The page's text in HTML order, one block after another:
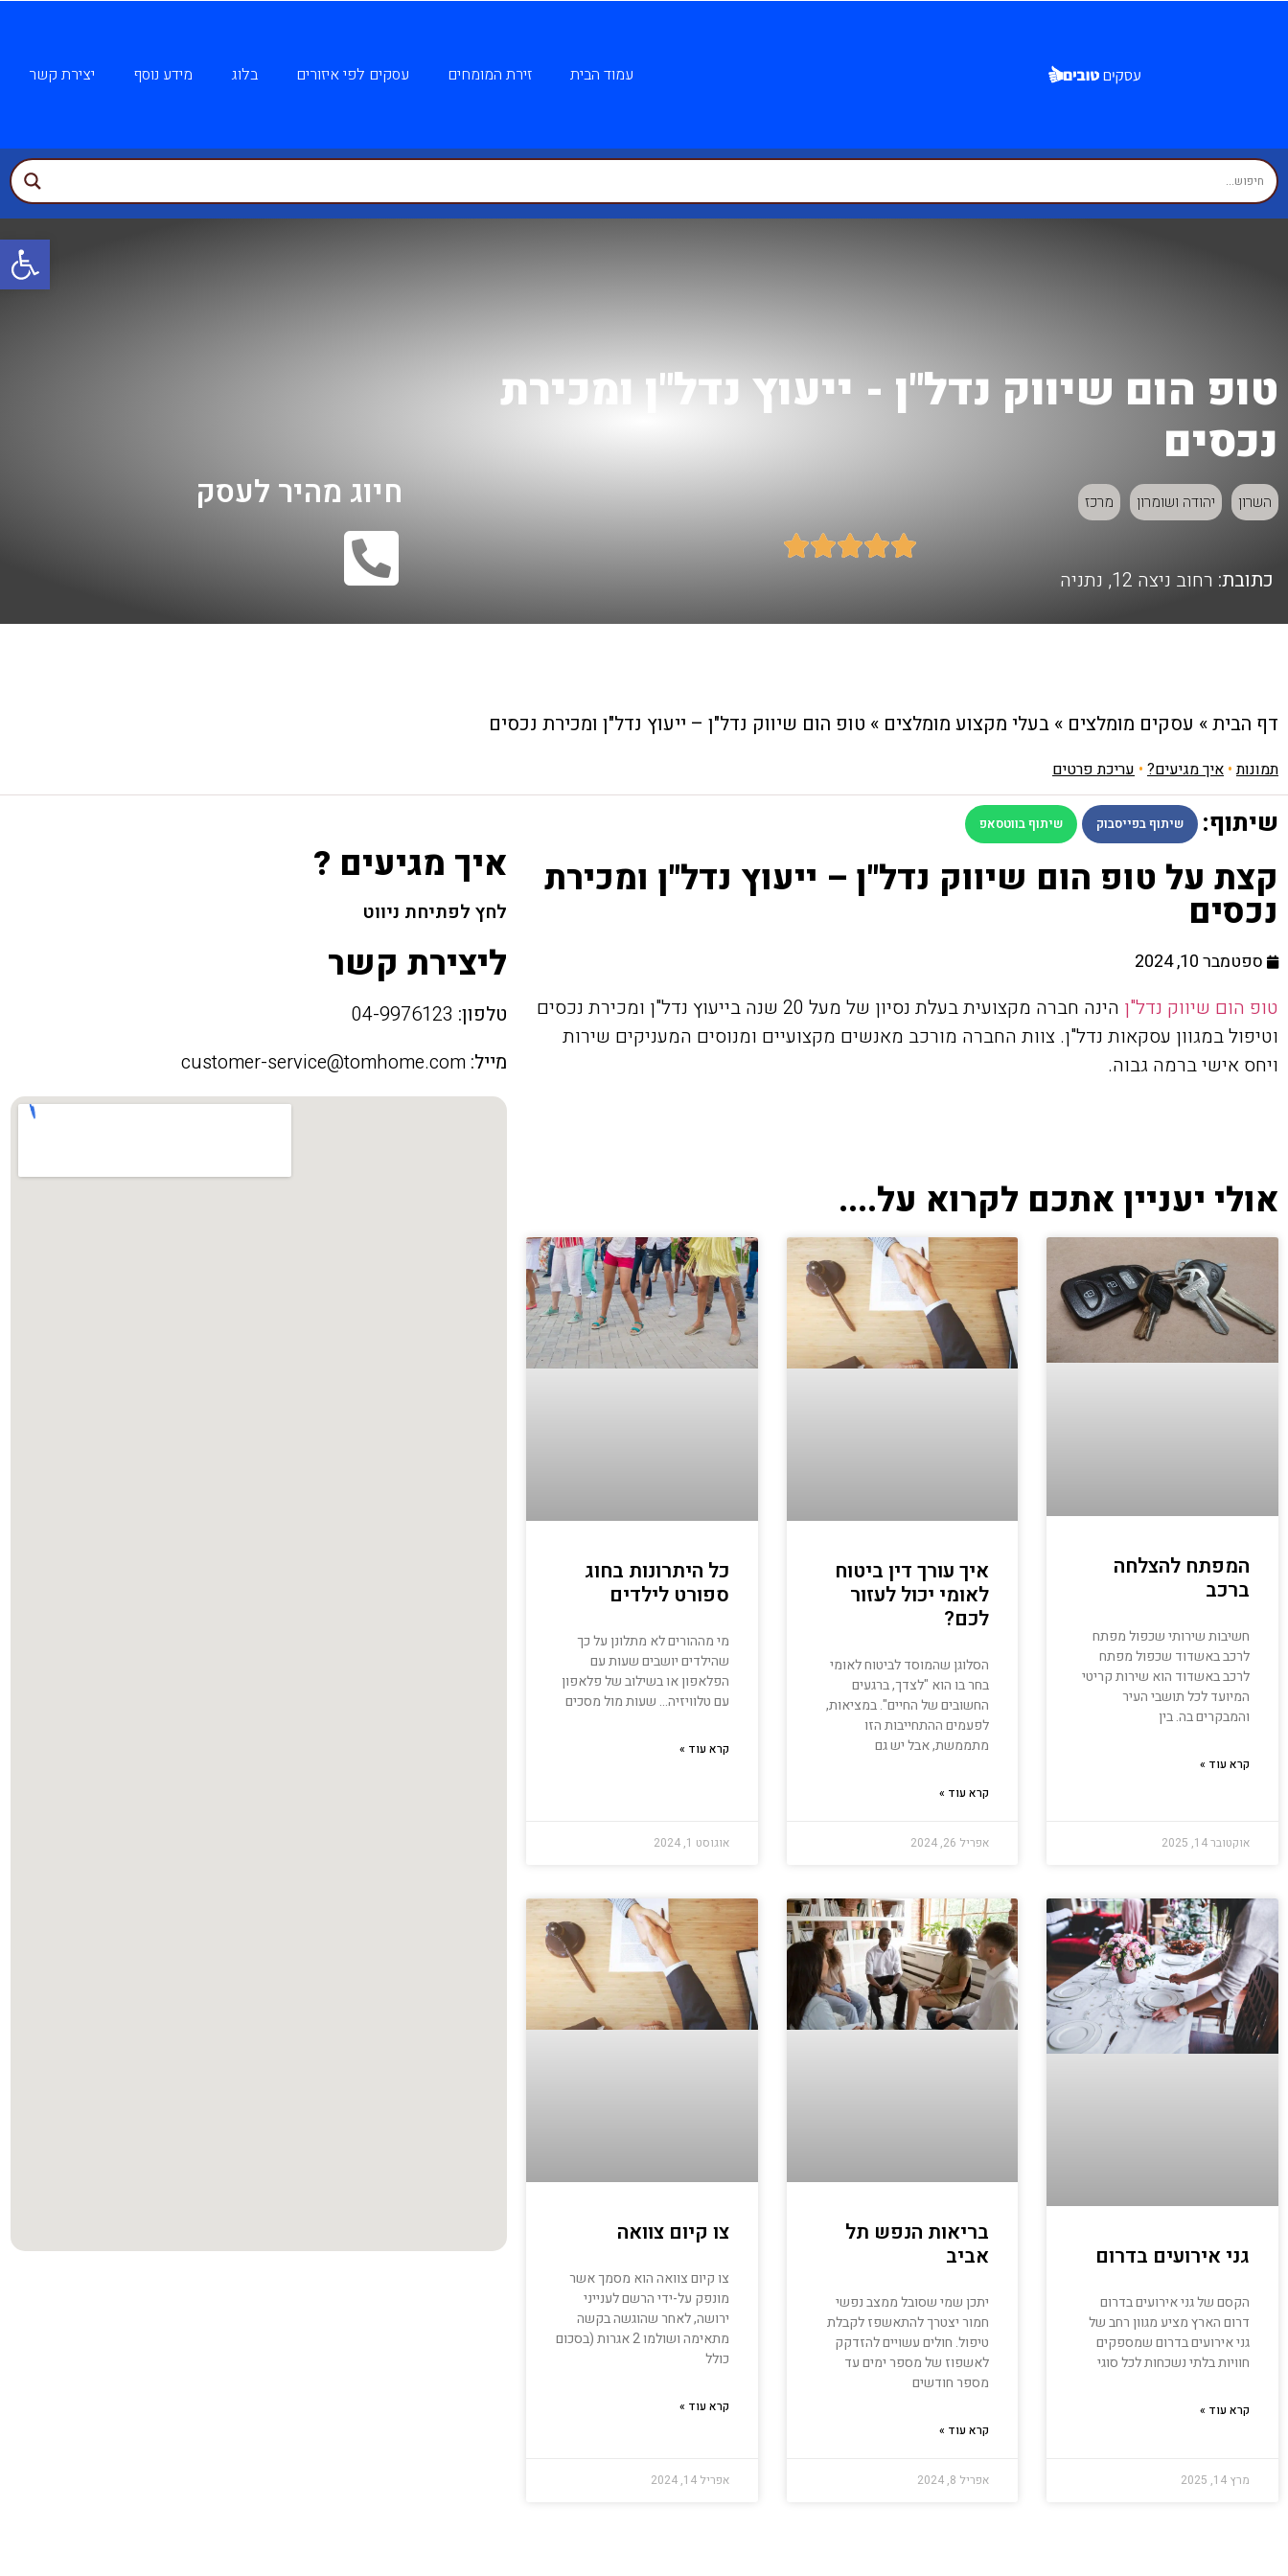
עמוד הבית זירת המומחים עסקים לפי איזורים בלוג מידע נוסף יצירת קשר
טופ הום שיווק נדל"ן - ייעוץ נדל"ן ומכירת
נכסים
השרון יהודה ושומרון מרכז





כתובת: רחוב ניצה 12, נתניה
חיוג מהיר לעסק
דף הבית» עסקים מומלצים » בעלי מקצוע מומלצים » טופ הום שיווק נדל"ן – ייעוץ נדל"ן ומכירת נכסים
תמונות• איך מגיעים? • עריכת פרטים
שיתוף: שיתוף בפייסבוק שיתוף בווטסאפ
קצת על טופ הום שיווק נדל"ן – ייעוץ נדל"ן ומכירת
נכסים
ספטמבר 10, 2024
טופ הום שיווק נדל"ן
הינה חברה מקצועית בעלת נסיון של מעל 20 שנה בייעוץ נדל"ן ומכירת נכסים
וטיפול במגוון עסקאות נדל"ן. צוות החברה מורכב מאנשים מקצועיים ומנוסים המעניקים שירות
ויחס אישי ברמה גבוה.
אולי יעניין אתכם לקרוא על....
המפתח להצלחה
ברכב
חשיבות שירותי שכפול מפתח
לרכב באשדוד שכפול מפתח
לרכב באשדוד הוא שירות קריטי
המיועד לכל תושבי העיר
והמבקרים בה. בין
קרא עוד »
אוקטובר 14, 2025
איך עורך דין ביטוח
לאומי יכול לעזור
לכם?
הסלוגן שהמוסד לביטוח לאומי
בחר בו הוא "לצדך, ברגעים
החשובים של החיים". במציאות,
לפעמים ההתחייבות הזו
מתממשת, אבל יש גם
קרא עוד »
אפריל 26, 2024
כל היתרונות בחוג
ספורט לילדים
מי מההורים לא מתלונן על כך
שהילדים יושבים שעות עם
הפלאפון או בשילוב של פלאפון
עם טלוויזיה… שעות מול מסכים
קרא עוד »
אוגוסט 1, 2024
גני אירועים בדרום
הקסם של גני אירועים בדרום
דרום הארץ מציע מגוון רחב של
גני אירועים בדרום שמספקים
חוויות בלתי נשכחות לכל סוגי
קרא עוד »
מרץ 14, 2025
בריאות הנפש תל
אביב
יתכן שמי שסובל ממצב נפשי
חמור יצטרך להתאשפז לקבלת
טיפול. חולים עשויים להזדקק
לאשפוז של מספר ימים עד
מספר חודשים
קרא עוד »
אפריל 8, 2024
צו קיום צוואה
צו קיום צוואה הוא מסמך אשר
מונפק על-ידי הרשם לענייני
ירושה, לאחר שהוגשה בקשה
מתאימה ושולמו 2 אגרות (בסכום
כולל
קרא עוד »
אפריל 14, 2024
איך מגיעים ?
לחץ לפתיחת ניווט
ליצירת קשר
טלפון:
מייל: customer-service@tomhome.com